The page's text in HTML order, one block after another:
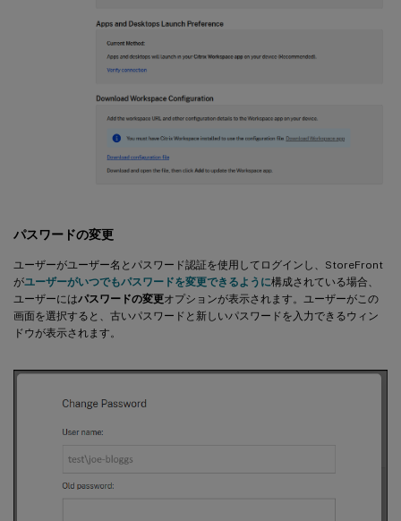
パスワードの変更
ユーザーがユーザー名とパスワード認証を使用してログインし、StoreFront
がユーザーがいつでもパスワードを変更できるように構成されている場合、
ユーザーにはパスワードの変更オプションが表示されます。ユーザーがこの
画面を選択すると、古いパスワードと新しいパスワードを入力できるウィン
ドウが表示されます。